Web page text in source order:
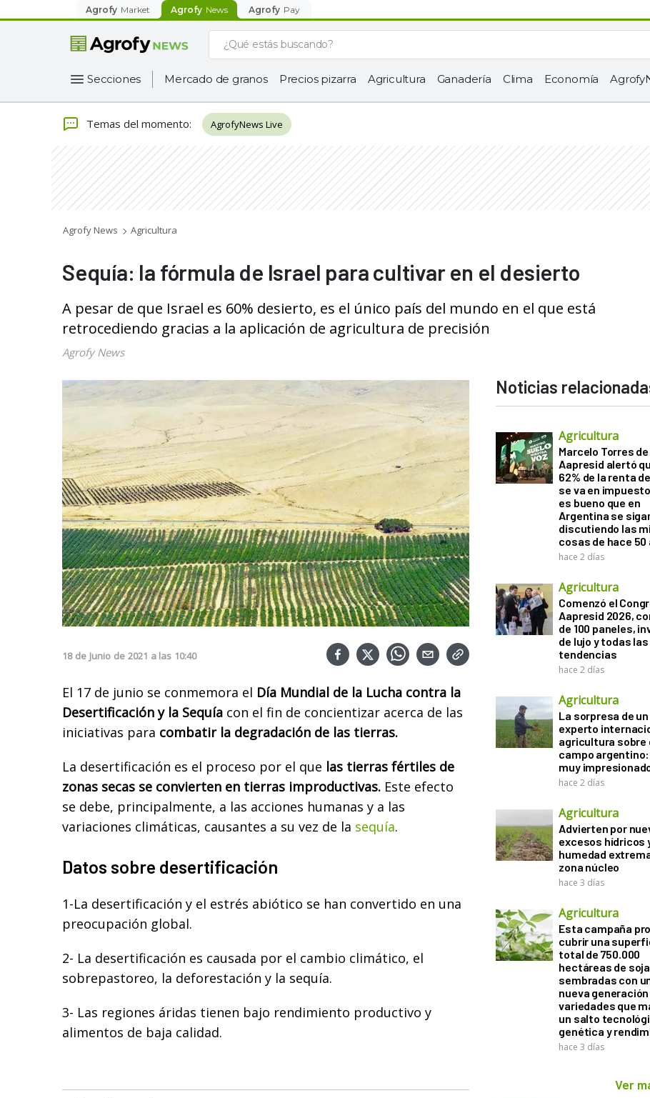
Agrofy Market Agrofy News Agrofy Pay
Secciones Mercado de granos Precios pizarra Agricultura Ganadería Clima Economía
Temas del momento: AgrofyNews Live
Agrofy News Agricultura
Sequía: la fórmula de Israel para cultivar en el desierto
A pesar de que Israel es 60% desierto, es el único país del mundo en el que está
retrocediendo gracias a la aplicación de agricultura de precisión
Agrofy News
18 de Junio de 2021 a las 10:40
El 17 de junio se conmemora el Día Mundial de la Lucha contra la
Desertificación y la Sequía con el fin de concientizar acerca de las
iniciativas para combatir la degradación de las tierras.
La desertificación es el proceso por el que las tierras fértiles de
zonas secas se convierten en tierras improductivas. Este efecto
se debe, principalmente, a las acciones humanas y a las
variaciones climáticas, causantes a su vez de la sequía.
Datos sobre desertificación
1-La desertificación y el estrés abiótico se han convertido en una
preocupación global.
2- La desertificación es causada por el cambio climático, el
sobrepastoreo, la deforestación y la sequía.
3- Las regiones áridas tienen bajo rendimiento productivo y
alimentos de baja calidad.
Noticias
Agricultura
Marcelo Torres de
Aapresid alertó
62% de la renta
se va en
es bueno que en
Argentina se
discutiendo las
cosas de hace 50
hace 2 días
Agricultura
Comenzó el
Aapresid 2026,
de 100 paneles,
de lujo y todas las
tendencias
hace 2 días
Agricultura
La sorpresa de un
experto
agricultura sobre
campo
muy
hace 2 días
Agricultura
Advierten por
excesos hídricos
humedad
zona núcleo
hace 3 días
Agricultura
Esta campaña
cubrir una
total de 750.000
hectáreas de soja
sembradas con
nueva generación
variedades que
un salto
genética y
hace 3 días
Ver